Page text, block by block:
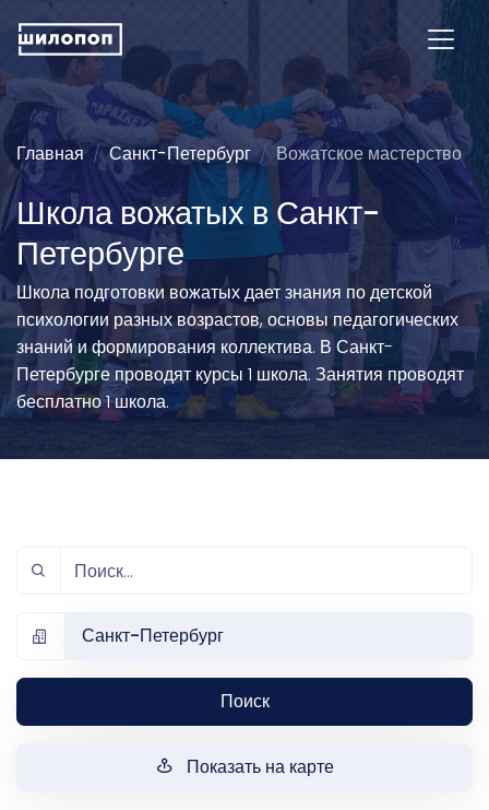
Главная Санкт-Петербург Вожатское мастерство
Школа вожатых в Санкт-
Петербурге
Школа подготовки вожатых дает знания по детской
психологии разных возрастов, основы педагогических
знаний и формирования коллектива. В Санкт-
Петербурге проводят курсы 1 школа. Занятия проводят
бесплатно 1 школа.
Санкт-Петербург
Поиск
Показать на карте